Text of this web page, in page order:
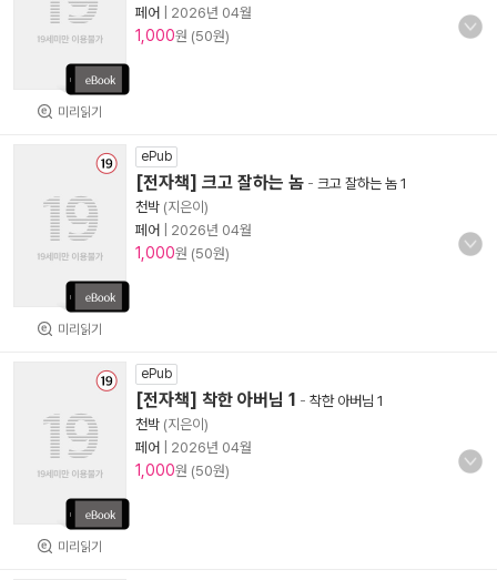
미리읽기
페어
2026년 04월
1,000원 (50원)
미리읽기
ePub
[전자책] 크고 잘하는 놈 - 크고 잘하는 놈 1
천박 (지은이)
페어
2026년 04월
1,000원 (50원)
미리읽기
ePub
[전자책] 착한 아버님 1 - 착한 아버님 1
천박 (지은이)
페어
2026년 04월
1,000원 (50원)